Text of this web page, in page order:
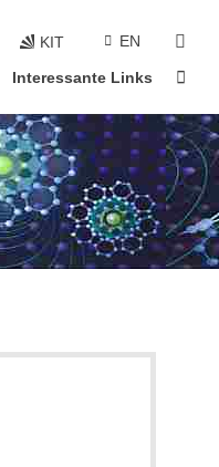
KIT EN
Interessante Links